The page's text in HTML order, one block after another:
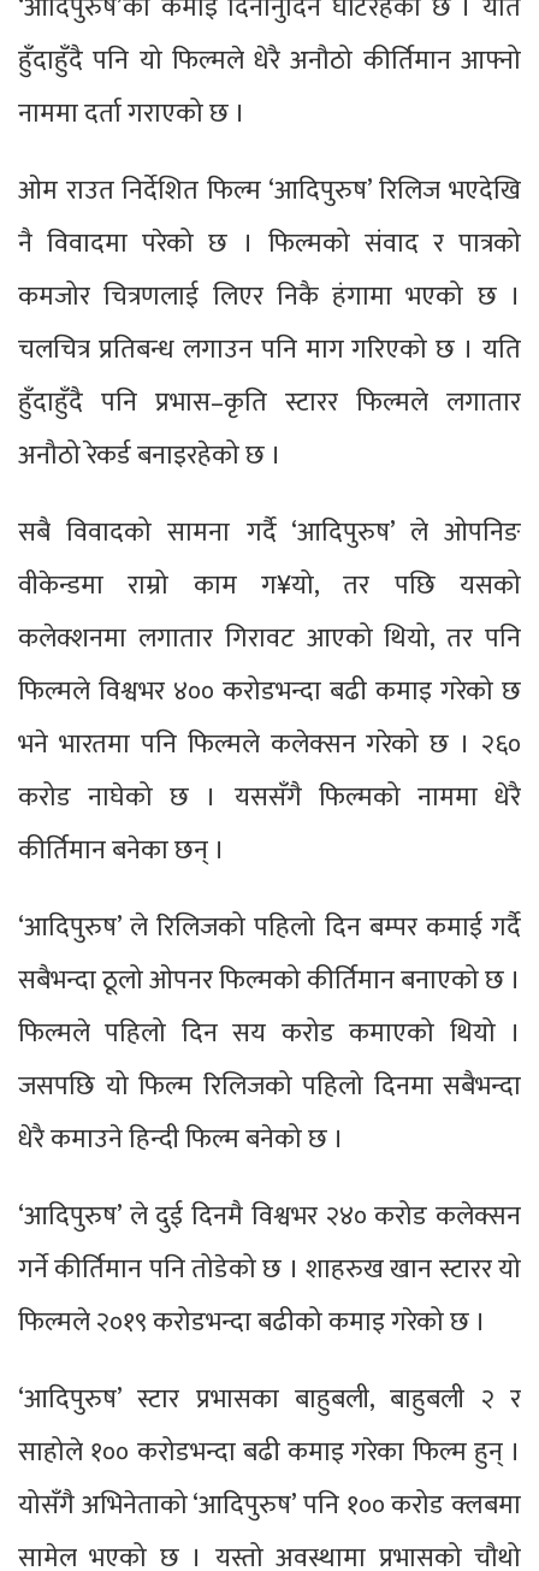
हुँदाहुँदै पनि यो फिल्मले धेरै अनौठो कीर्तिमान आफ्नो
नाममा दर्ता गराएको छ ।
ओम राउत निर्देशित फिल्म ‘आदिपुरुष’ रिलिज भएदेखि
नै विवादमा परेको छ । फिल्मको संवाद र पात्रको
कमजोर चित्रणलाई लिएर निकै हंगामा भएको छ ।
चलचित्र प्रतिबन्ध लगाउन पनि माग गरिएको छ । यति
हुँदाहुँदै पनि प्रभास–कृति स्टारर फिल्मले लगातार
अनौठो रेकर्ड बनाइरहेको छ ।
सबै विवादको सामना गर्दै ‘आदिपुरुष’ ले ओपनिङ
वीकेन्डमा राम्रो काम ग¥यो, तर पछि यसको
कलेक्शनमा लगातार गिरावट आएको थियो, तर पनि
फिल्मले विश्वभर ४०० करोडभन्दा बढी कमाइ गरेको छ
भने भारतमा पनि फिल्मले कलेक्सन गरेको छ । २६०
करोड नाघेको छ । यससँगै फिल्मको नाममा धेरै
कीर्तिमान बनेका छन् ।
‘आदिपुरुष’ ले रिलिजको पहिलो दिन बम्पर कमाई गर्दै
सबैभन्दा ठूलो ओपनर फिल्मको कीर्तिमान बनाएको छ ।
फिल्मले पहिलो दिन सय करोड कमाएको थियो ।
जसपछि यो फिल्म रिलिजको पहिलो दिनमा सबैभन्दा
धेरै कमाउने हिन्दी फिल्म बनेको छ ।
‘आदिपुरुष’ ले दुई दिनमै विश्वभर २४० करोड कलेक्सन
गर्ने कीर्तिमान पनि तोडेको छ । शाहरुख खान स्टारर यो
फिल्मले २०१९ करोडभन्दा बढीको कमाइ गरेको छ ।
‘आदिपुरुष’ स्टार प्रभासका बाहुबली, बाहुबली २ र
साहोले १०० करोडभन्दा बढी कमाइ गरेका फिल्म हुन् ।
योसँगै अभिनेताको ‘आदिपुरुष’ पनि १०० करोड क्लबमा
सामेल भएको छ । यस्तो अवस्थामा प्रभासको चौथो